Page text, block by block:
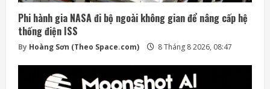
Phi hành gia NASA đi bộ ngoài không gian để nâng cấp hệ
thống điện ISS
By Hoàng Sơn (Theo Space.com) 8 Tháng 8 2026, 08:47